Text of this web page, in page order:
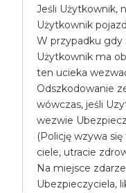
Jeśli Użytkownik,
Użytkownik
W przypadku gdy
Użytkownik ma
ten ucieka
Odszkodowanie
wówczas, jeśli
wezwie
(Policję wzywa
ciele, utracie
Na miejsce
Ubezpieczyciela,